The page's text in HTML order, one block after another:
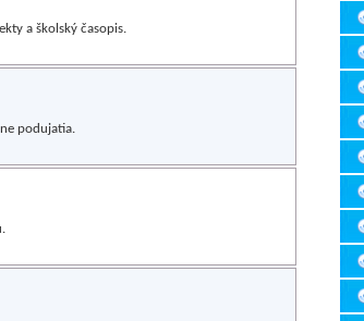
a školský časopis.
podujatia.